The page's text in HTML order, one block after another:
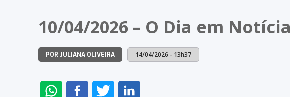
10/04/2026 – O Dia em Notícia
POR JULIANA OLIVEIRA 14/04/2026 - 13h37
ENVIAR
COMPARTILHARCOMPARTILHAR